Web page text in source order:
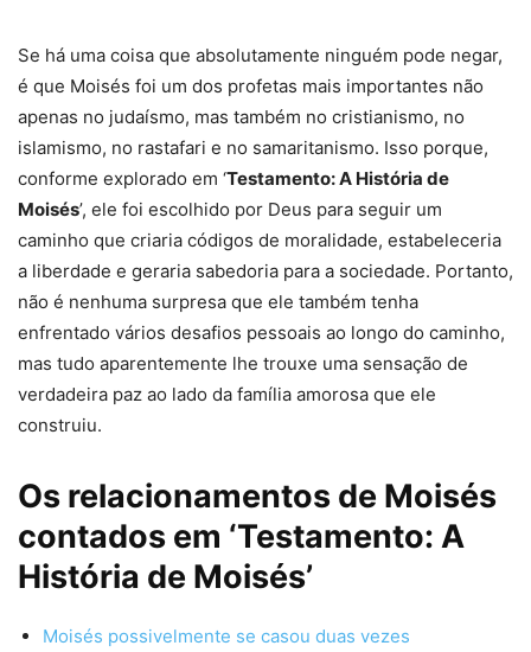
Se há uma coisa que absolutamente ninguém pode negar,
é que Moisés foi um dos profetas mais importantes não
apenas no judaísmo, mas também no cristianismo, no
islamismo, no rastafari e no samaritanismo. Isso porque,
conforme explorado em ‘Testamento: A História de
Moisés’, ele foi escolhido por Deus para seguir um
caminho que criaria códigos de moralidade, estabeleceria
a liberdade e geraria sabedoria para a sociedade. Portanto,
não é nenhuma surpresa que ele também tenha
enfrentado vários desafios pessoais ao longo do caminho,
mas tudo aparentemente lhe trouxe uma sensação de
verdadeira paz ao lado da família amorosa que ele
construiu.
Os relacionamentos de Moisés
contados em ‘Testamento: A
História de Moisés’
Moisés possivelmente se casou duas vezes